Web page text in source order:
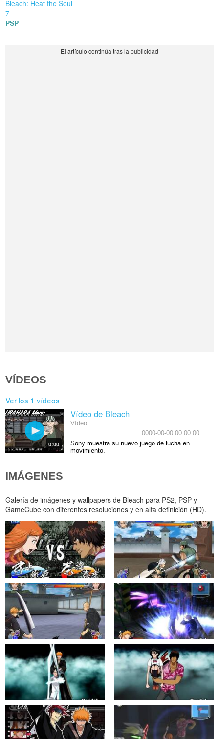
Bleach: Heat the Soul
7
PSP
VÍDEOS
Ver los 1 vídeos
0:00
Vídeo de Bleach
Vídeo
0000-00-00 00:00:00
Sony muestra su nuevo juego de lucha en
movimiento.
IMÁGENES
Galería de imágenes y wallpapers de Bleach para PS2, PSP y
GameCube con diferentes resoluciones y en alta definición (HD).